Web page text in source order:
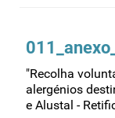
Inspeção
"Recolha
alergénios
e Alustal -